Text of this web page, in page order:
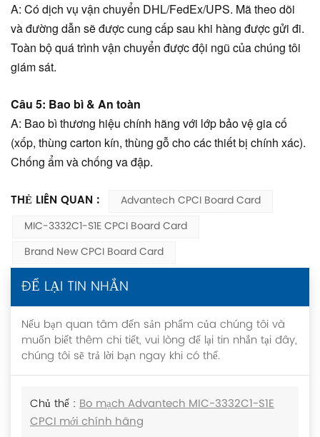
A: Có dịch vụ vận chuyển DHL/FedEx/UPS. Mã theo dõi
và đường dẫn sẽ được cung cấp sau khi hàng được gửi đi.
Toàn bộ quá trình vận chuyển được đội ngũ của chúng tôi
giám sát.
Câu 5: Bao bì & An toàn
A: Bao bì thương hiệu chính hãng với lớp bảo vệ gia cố
(xốp, thùng carton kín, thùng gỗ cho các thiết bị chính xác).
Chống ẩm và chống va đập.
THẺ LIÊN QUAN :
Advantech CPCI Board Card
MIC-3332C1-S1E CPCI Board Card
Brand New CPCI Board Card
ĐỂ LẠI TIN NHẮN
Nếu bạn quan tâm đến sản phẩm của chúng tôi và
muốn biết thêm chi tiết, vui lòng để lại tin nhắn tại đây,
chúng tôi sẽ trả lời bạn ngay khi có thể.
Chủ thể : Bo mạch Advantech MIC-3332C1-S1E
CPCI mới chính hãng